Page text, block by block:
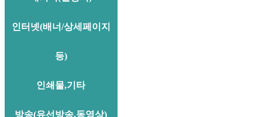
인터넷(배너/상세페이지
등)
인쇄물,기타
방송(유선방송,동영상)